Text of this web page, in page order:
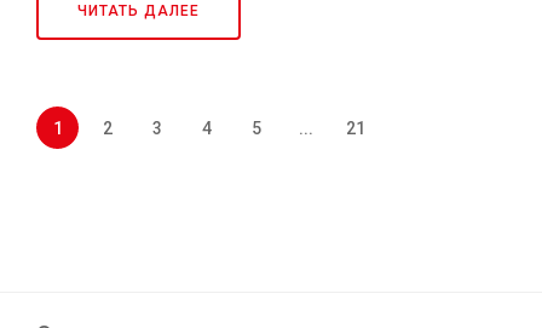
рамках мероприятия представители компании НЦ
ЧИТАТЬ ДАЛЕЕ
1 2 3 4 5 ... 21